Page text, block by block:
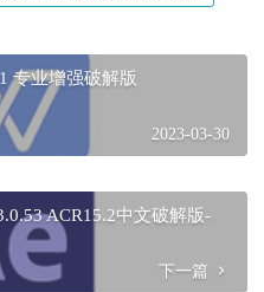
专业增强破解版
2023-03-30
ACR15.2中文破解版-
下一篇